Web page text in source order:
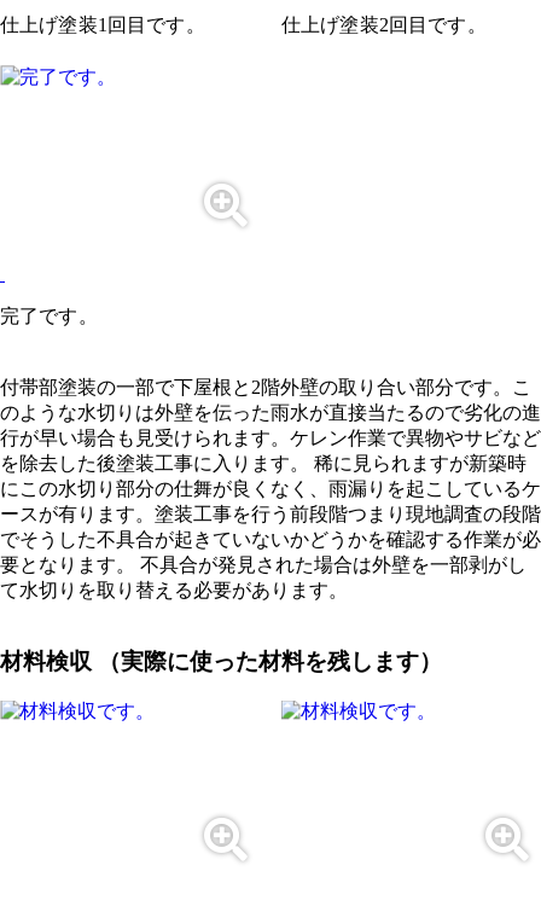
仕上げ塗装1回目です。 仕上げ塗装2回目です。
完了です。
付帯部塗装の一部で下屋根と2階外壁の取り合い部分です。こ
のような水切りは外壁を伝った雨水が直接当たるので劣化の進
行が早い場合も見受けられます。ケレン作業で異物やサビなど
を除去した後塗装工事に入ります。 稀に見られますが新築時
にこの水切り部分の仕舞が良くなく、雨漏りを起こしているケ
ースが有ります。塗装工事を行う前段階つまり現地調査の段階
でそうした不具合が起きていないかどうかを確認する作業が必
要となります。 不具合が発見された場合は外壁を一部剥がし
て水切りを取り替える必要があります。
材料検収 （実際に使った材料を残します）